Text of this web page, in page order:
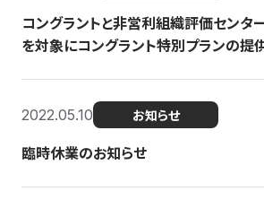
コングラントと非営利組織評価センタ
を対象にコングラント特別プランの提
2022.05.10 お知らせ
臨時休業のお知らせ